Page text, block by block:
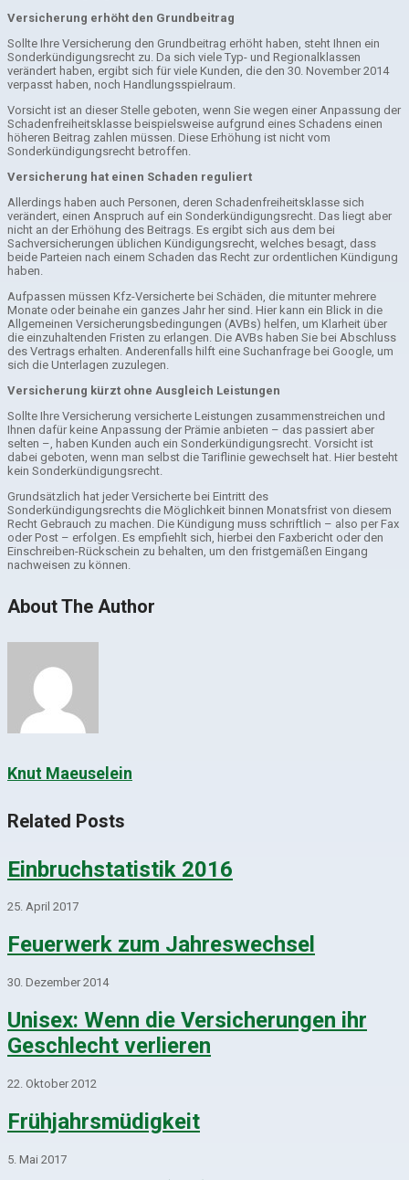
Versicherung erhöht den Grundbeitrag
Sollte Ihre Versicherung den Grundbeitrag erhöht haben, steht Ihnen ein
Sonderkündigungsrecht zu. Da sich viele Typ- und Regionalklassen
verändert haben, ergibt sich für viele Kunden, die den 30. November 2014
verpasst haben, noch Handlungsspielraum.
Vorsicht ist an dieser Stelle geboten, wenn Sie wegen einer Anpassung der
Schadenfreiheitsklasse beispielsweise aufgrund eines Schadens einen
höheren Beitrag zahlen müssen. Diese Erhöhung ist nicht vom
Sonderkündigungsrecht betroffen.
Versicherung hat einen Schaden reguliert
Allerdings haben auch Personen, deren Schadenfreiheitsklasse sich
verändert, einen Anspruch auf ein Sonderkündigungsrecht. Das liegt aber
nicht an der Erhöhung des Beitrags. Es ergibt sich aus dem bei
Sachversicherungen üblichen Kündigungsrecht, welches besagt, dass
beide Parteien nach einem Schaden das Recht zur ordentlichen Kündigung
haben.
Aufpassen müssen Kfz-Versicherte bei Schäden, die mitunter mehrere
Monate oder beinahe ein ganzes Jahr her sind. Hier kann ein Blick in die
Allgemeinen Versicherungsbedingungen (AVBs) helfen, um Klarheit über
die einzuhaltenden Fristen zu erlangen. Die AVBs haben Sie bei Abschluss
des Vertrags erhalten. Anderenfalls hilft eine Suchanfrage bei Google, um
sich die Unterlagen zuzulegen.
Versicherung kürzt ohne Ausgleich Leistungen
Sollte Ihre Versicherung versicherte Leistungen zusammenstreichen und
Ihnen dafür keine Anpassung der Prämie anbieten – das passiert aber
selten –, haben Kunden auch ein Sonderkündigungsrecht. Vorsicht ist
dabei geboten, wenn man selbst die Tariflinie gewechselt hat. Hier besteht
kein Sonderkündigungsrecht.
Grundsätzlich hat jeder Versicherte bei Eintritt des
Sonderkündigungsrechts die Möglichkeit binnen Monatsfrist von diesem
Recht Gebrauch zu machen. Die Kündigung muss schriftlich – also per Fax
oder Post – erfolgen. Es empfiehlt sich, hierbei den Faxbericht oder den
Einschreiben-Rückschein zu behalten, um den fristgemäßen Eingang
nachweisen zu können.
About The Author
Knut Maeuselein
Related Posts
Einbruchstatistik 2016
25. April 2017
Feuerwerk zum Jahreswechsel
30. Dezember 2014
Unisex: Wenn die Versicherungen ihr
Geschlecht verlieren
22. Oktober 2012
Frühjahrsmüdigkeit
5. Mai 2017